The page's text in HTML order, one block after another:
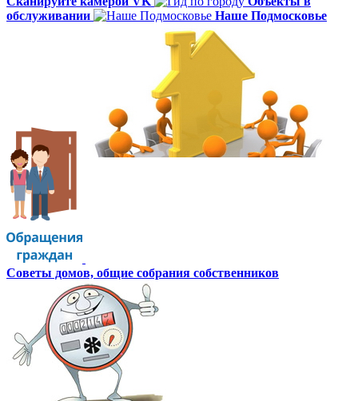
обслуживании
Наше Подмосковье
Советы домов, общие собрания собственников